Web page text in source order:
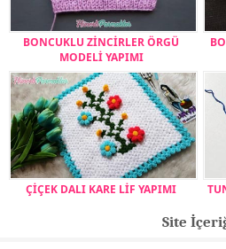
BONCUKLU ZİNCİRLER ÖRGÜ
MODELİ YAPIMI
ÇİÇEK DALI KARE LİF YAPIMI
Site